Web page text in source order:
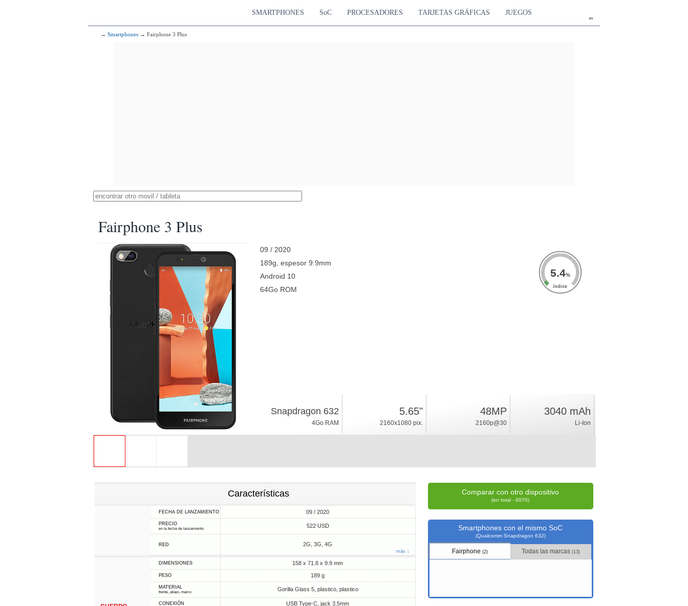
es
SMARTPHONES SoC PROCESADORES TARJETAS GRÁFICAS JUEGOS
→ Smartphones → Fairphone 3 Plus
Fairphone 3 Plus
09 / 2020
189g, espesor 9.9mm
Android 10
64Go ROM
5.4%
índice
Snapdragon 632
4Go RAM
5.65"
2160x1080 pix.
48MP
2160p@30
3040 mAh
Li-Ion
Características
FECHA DE LANZAMIENTO 09 / 2020
PRECIO
en la fecha de lanzamiento 522 USD
RED 2G, 3G, 4G
más ↓
DIMENSIONES 158 x 71.8 x 9.9 mm
PESO 189 g
MATERIAL
frente, abajo, marco Gorilla Glass 5, plastico, plastico
CONEXIÓN USB Type-C, jack 3.5mm
Comparar con otro dispositivo
(en total - 6070)
Smartphones con el mismo SoC
(Qualcomm Snapdragon 632)
Fairphone(2) Todas las marcas(13)